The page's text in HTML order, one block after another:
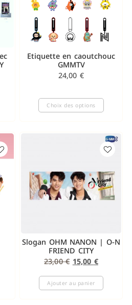
Etiquette en caoutchouc
GMMTV
24,00 €
Choix des options
Slogan OHM NANON | O-N
FRIEND CITY
23,00€ 15,00 €
Ajouter au panier